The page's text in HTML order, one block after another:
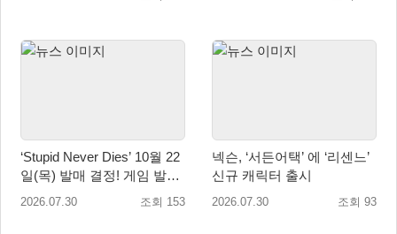
‘Stupid Never Dies’ 10월 22
일(목) 발매 결정! 게임 발매
에 앞서 주제가 음원 선공개
2026.07.30 조회 153
넥슨, ‘서든어택’ 에 ‘리센느’
신규 캐릭터 출시
2026.07.30 조회 93